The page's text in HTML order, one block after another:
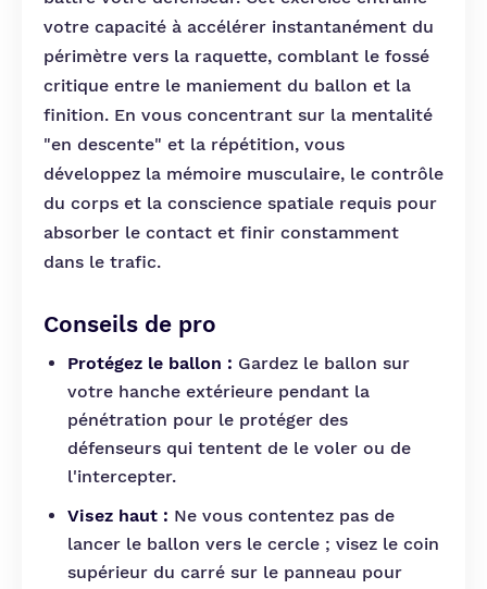
votre capacité à accélérer instantanément du
périmètre vers la raquette, comblant le fossé
critique entre le maniement du ballon et la
finition. En vous concentrant sur la mentalité
"en descente" et la répétition, vous
développez la mémoire musculaire, le contrôle
du corps et la conscience spatiale requis pour
absorber le contact et finir constamment
dans le trafic.
Conseils de pro
Protégez le ballon : Gardez le ballon sur
votre hanche extérieure pendant la
pénétration pour le protéger des
défenseurs qui tentent de le voler ou de
l'intercepter.
Visez haut : Ne vous contentez pas de
lancer le ballon vers le cercle ; visez le coin
supérieur du carré sur le panneau pour